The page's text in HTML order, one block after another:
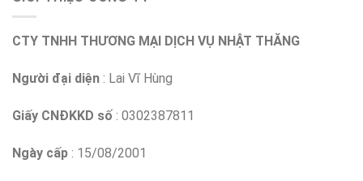
CTY TNHH THƯƠNG MẠI DỊCH VỤ NHẬT THĂNG
Người đại diện : Lai Vĩ Hùng
Giấy CNĐKKD số : 0302387811
Ngày cấp : 15/08/2001